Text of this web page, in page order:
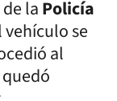
laPolicía
se
al